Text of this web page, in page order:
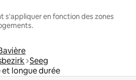
s'appliquer en fonction des zones
Seeg
longue durée